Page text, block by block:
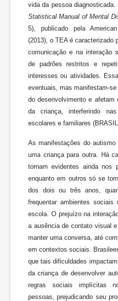
vida da pessoa diagnosticada.
Statistical Manual of Mental
5), publicado pela
(2013), o TEA é caracterizado
comunicação e na interação
de padrões restritos e
interesses ou atividades.
eventuais, mas manifestam-
do desenvolvimento e afetam
da criança, interferindo
escolares e familiares
As manifestações do
uma criança para outra. Há
tornam evidentes ainda nos
enquanto em outros só se
dos dois ou três anos,
frequentar ambientes
escola. O prejuízo na
a ausência de contato visual
manter uma conversa, até
em contextos sociais.
que tais dificuldades
da criança de desenvolver
regras sociais implícitas
pessoas, prejudicando seu